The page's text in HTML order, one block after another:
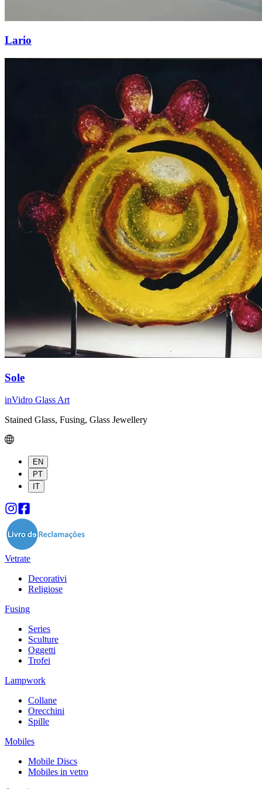
Lario
Sole
inVidro Glass Art
Stained Glass, Fusing, Glass Jewellery
EN
PT
IT
Vetrate
Decorativi
Religiose
Fusing
Series
Sculture
Oggetti
Trofei
Lampwork
Collane
Orecchini
Spille
Mobiles
Mobile Discs
Mobiles in vetro